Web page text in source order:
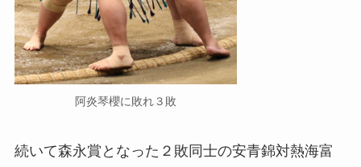
阿炎琴櫻に敗れ３敗
続いて森永賞となった２敗同士の安青錦対熱海富